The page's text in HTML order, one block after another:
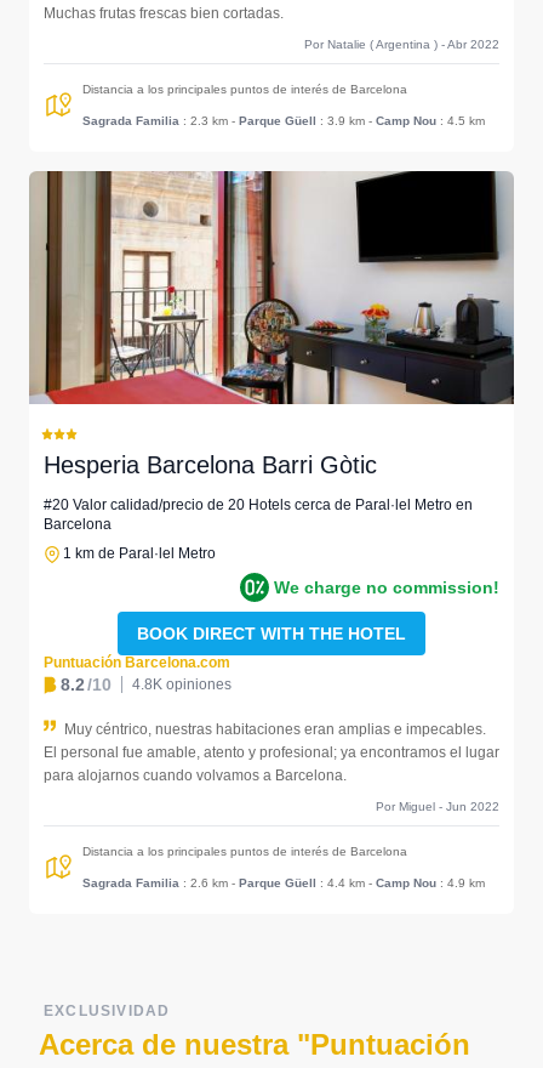
Muchas frutas frescas bien cortadas.
Por Natalie ( Argentina ) - Abr 2022
Distancia a los principales puntos de interés de Barcelona
Sagrada Familia : 2.3 km - Parque Güell : 3.9 km - Camp Nou : 4.5 km
Hesperia Barcelona Barri Gòtic
#20 Valor calidad/precio de 20 Hotels cerca de Paral·lel Metro en
Barcelona
1 km de Paral·lel Metro
We charge no commission!
BOOK DIRECT WITH THE HOTEL
Puntuación Barcelona.com
8.2/10 4.8K opiniones
Muy céntrico, nuestras habitaciones eran amplias e impecables.
El personal fue amable, atento y profesional; ya encontramos el lugar
para alojarnos cuando volvamos a Barcelona.
Por Miguel - Jun 2022
Distancia a los principales puntos de interés de Barcelona
Sagrada Familia : 2.6 km - Parque Güell : 4.4 km - Camp Nou : 4.9 km
EXCLUSIVIDAD
Acerca de nuestra "Puntuación